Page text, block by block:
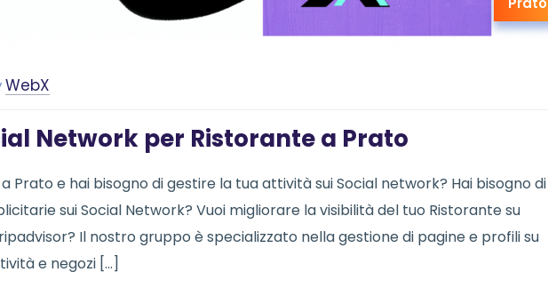
WebX
Network per Ristorante a Prato
Prato e hai bisogno di gestire la tua attività sui Social network? Hai bisogno di
sui Social Network? Vuoi migliorare la visibilità del tuo Ristorante su
Il nostro gruppo è specializzato nella gestione di pagine e profili su
e negozi […]